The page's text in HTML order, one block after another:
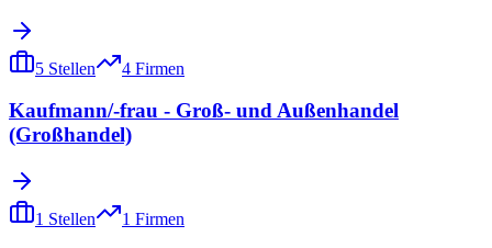
5 Stellen 4 Firmen
Kaufmann/-frau - Groß- und Außenhandel
(Großhandel)
1 Stellen 1 Firmen